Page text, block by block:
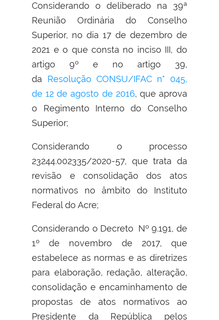
Considerando o deliberado na 39ª
Reunião Ordinária do Conselho
Superior, no dia 17 de dezembro de
2021 e o que consta no inciso III, do
artigo 9º e no artigo 39,
da Resolução CONSU/IFAC n° 045,
de 12 de agosto de 2016, que aprova
o Regimento Interno do Conselho
Superior;
Considerando o processo
23244.002335/2020-57, que trata da
revisão e consolidação dos atos
normativos no âmbito do Instituto
Federal do Acre;
Considerando o Decreto Nº 9.191, de
1º de novembro de 2017, que
estabelece as normas e as diretrizes
para elaboração, redação, alteração,
consolidação e encaminhamento de
propostas de atos normativos ao
Presidente da República pelos